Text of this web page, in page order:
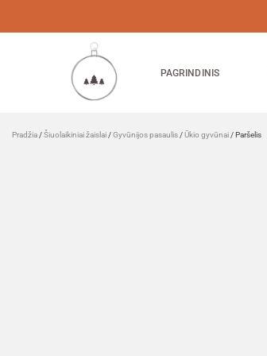
PAGRINDINIS
Pradžia /Šiuolaikiniai žaislai /Gyvūnijos pasaulis /Ūkio gyvūnai / Paršelis